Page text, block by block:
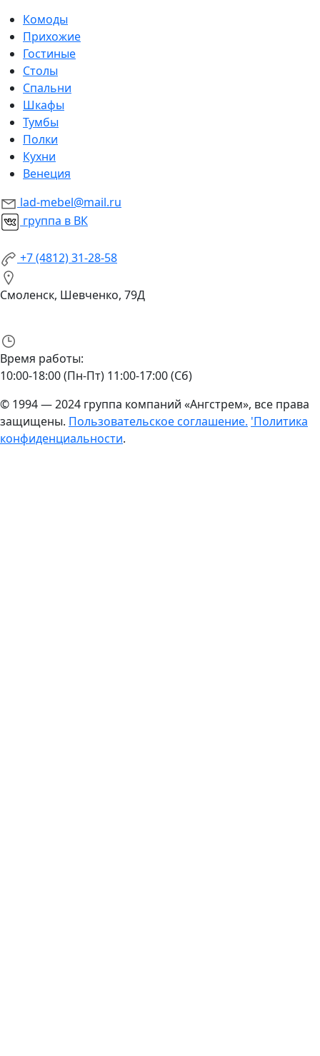
Комоды
Прихожие
Гостиные
Столы
Спальни
Шкафы
Тумбы
Полки
Кухни
Венеция
lad-mebel@mail.ru
группа в ВК
+7 (4812) 31-28-58
Смоленск, Шевченко, 79Д
Время работы:
10:00-18:00 (Пн-Пт) 11:00-17:00 (Сб)
© 1994 — 2024 группа компаний «Ангстрем», все права
защищены. Пользовательское соглашение. 'Политика
конфиденциальности.